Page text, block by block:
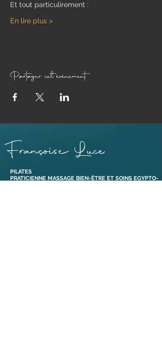
Et tout particulirement :
En lire plus >
Partager cet événement
Françoise Luce
PILATES
PRATICIENNE MASSAGE BIEN-ÊTRE ET SOINS EGYPTO-